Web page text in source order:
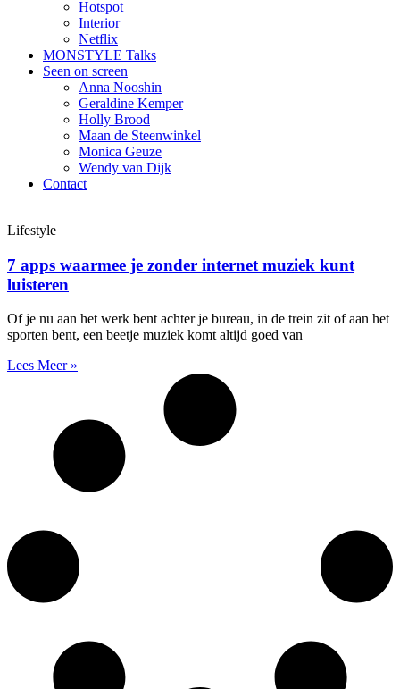
Hotspot
Interior
Netflix
MONSTYLE Talks
Seen on screen
Anna Nooshin
Geraldine Kemper
Holly Brood
Maan de Steenwinkel
Monica Geuze
Wendy van Dijk
Contact
Lifestyle
7 apps waarmee je zonder internet muziek kunt
luisteren
Of je nu aan het werk bent achter je bureau, in de trein zit of aan het
sporten bent, een beetje muziek komt altijd goed van
Lees Meer »